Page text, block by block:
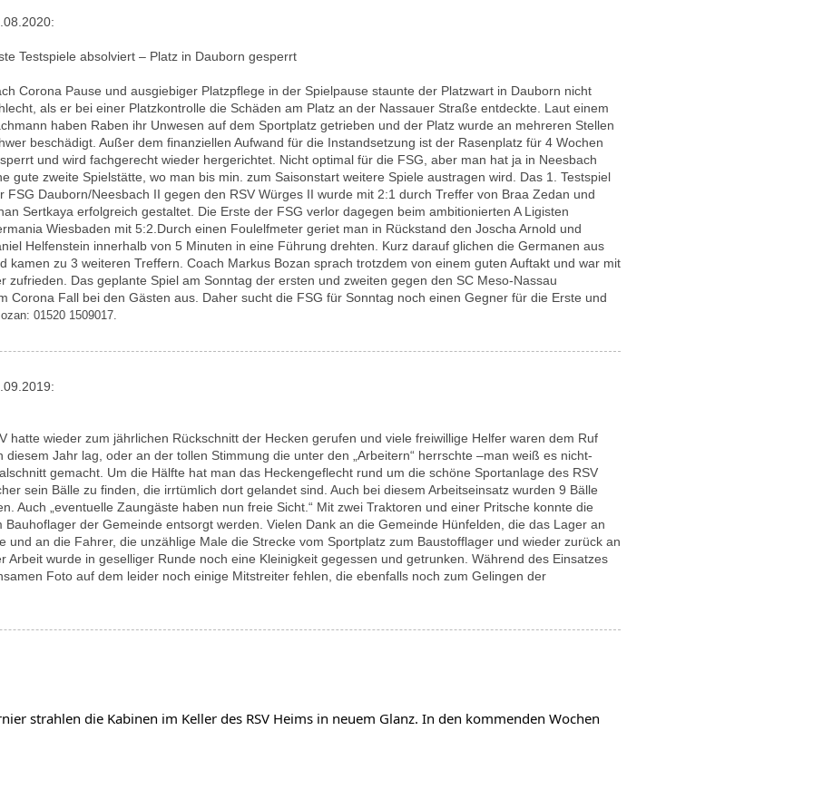
Testspiele absolviert – Platz in Dauborn gesperrt
Corona Pause und ausgiebiger Platzpflege in der Spielpause staunte der Platzwart in Dauborn nicht
als er bei einer Platzkontrolle die Schäden am Platz an der Nassauer Straße entdeckte. Laut einem
haben Raben ihr Unwesen auf dem Sportplatz getrieben und der Platz wurde an mehreren Stellen
beschädigt. Außer dem finanziellen Aufwand für die Instandsetzung ist der Rasenplatz für 4 Wochen
und wird fachgerecht wieder hergerichtet. Nicht optimal für die FSG, aber man hat ja in Neesbach
gute zweite Spielstätte, wo man bis min. zum Saisonstart weitere Spiele austragen wird. Das 1. Testspiel
FSG Dauborn/Neesbach II gegen den RSV Würges II wurde mit 2:1 durch Treffer von Braa Zedan und
Sertkaya erfolgreich gestaltet. Die Erste der FSG verlor dagegen beim ambitionierten A Ligisten
Wiesbaden mit 5:2.Durch einen Foulelfmeter geriet man in Rückstand den Joscha Arnold und
Helfenstein innerhalb von 5 Minuten in eine Führung drehten. Kurz darauf glichen die Germanen aus
kamen zu 3 weiteren Treffern. Coach Markus Bozan sprach trotzdem von einem guten Auftakt und war mit
zufrieden. Das geplante Spiel am Sonntag der ersten und zweiten gegen den SC Meso-Nassau
Corona Fall bei den Gästen aus. Daher sucht die FSG für Sonntag noch einen Gegner für die Erste und
01520 1509017.
hatte wieder zum jährlichen Rückschnitt der Hecken gerufen und viele freiwillige Helfer waren dem Ruf
Jahr lag, oder an der tollen Stimmung die unter den „Arbeitern“ herrschte –man weiß es nicht-
gemacht. Um die Hälfte hat man das Heckengeflecht rund um die schöne Sportanlage des RSV
sein Bälle zu finden, die irrtümlich dort gelandet sind. Auch bei diesem Arbeitseinsatz wurden 9 Bälle
Auch „eventuelle Zaungäste haben nun freie Sicht.“ Mit zwei Traktoren und einer Pritsche konnte die
der Gemeinde entsorgt werden. Vielen Dank an die Gemeinde Hünfelden, die das Lager an
und an die Fahrer, die unzählige Male die Strecke vom Sportplatz zum Baustofflager und wieder zurück an
Arbeit wurde in geselliger Runde noch eine Kleinigkeit gegessen und getrunken. Während des Einsatzes
Foto auf dem leider noch einige Mitstreiter fehlen, die ebenfalls noch zum Gelingen der
strahlen die Kabinen im Keller des RSV Heims in neuem Glanz. In den kommenden Wochen